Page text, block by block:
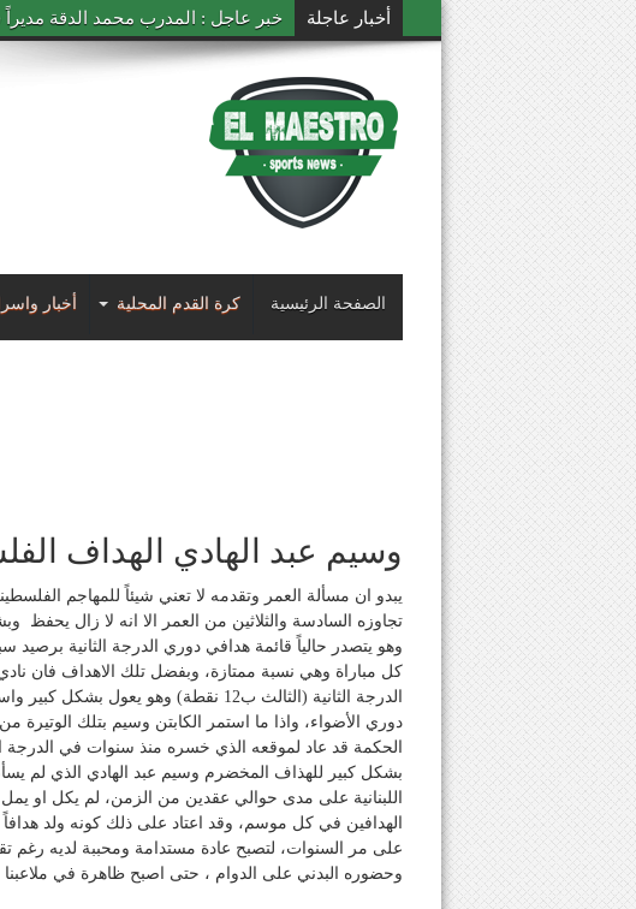
أخبار عاجلة خبر عاجل : المدرب محمد الدقة مديراً
الصفحة الرئيسية كرة القدم المحلية أخبار
وسيم عبد الهادي الهداف
يبدو ان مسألة العمر وتقدمه لا تعني شيئاً للمهاجم
تجاوزه السادسة والثلاثين من العمر الا انه لا زال
وهو يتصدر حالياً قائمة هدافي دوري الدرجة الثانية
كل مباراة وهي نسبة ممتازة، وبفضل تلك الاهداف فان
الدرجة الثانية (الثالث ب12 نقطة) وهو
دوري الأضواء، واذا ما استمر الكابتن وسيم بتلك الوتيرة
الحكمة قد عاد لموقعه الذي خسره منذ سنوات في
بشكل كبير للهذاف المخضرم وسيم عبد الهادي الذي لم
اللبنانية على مدى حوالي عقدين من الزمن، لم يكل او
الهدافين في كل موسم، وقد اعتاد على ذلك كونه ولد
على مر السنوات، لتصبح عادة مستدامة ومحببة لديه رغم
وحضوره البدني على الدوام ، حتى اصبح ظاهرة في ملاعبنا